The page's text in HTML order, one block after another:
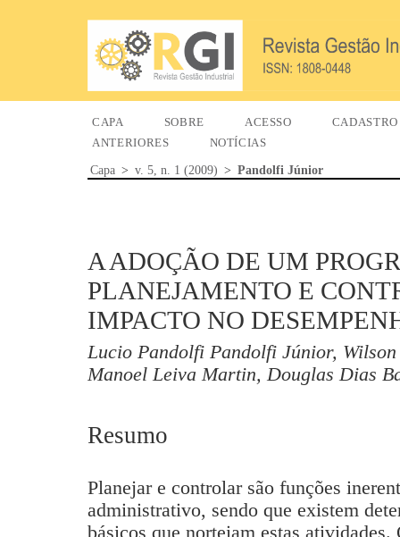
CAPA SOBRE ACESSO
CADASTRO
ANTERIORES
NOTÍCIAS
Capa > v. 5, n. 1 (2009) > Pandolfi Júnior
A ADOÇÃO DE UM
PLANEJAMENTO E
IMPACTO NO
Lucio Pandolfi Pandolfi Júnior,
Manoel Leiva Martin, Douglas Dias
Resumo
Planejar e controlar são funções
administrativo, sendo que existem
básicos que norteiam estas atividades.